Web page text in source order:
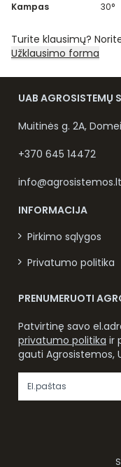
Kampas
30°
Turite klausimų?
Užklausimo forma
UAB AGROSISTEMŲ
Muitinės g. 2A,
+370 645 14472
info@agrosistemos.lt
INFORMACIJA
Pirkimo sąlygos
Privatumo politika
PRENUMERUOTI
Patvirtinę savo
privatumo politika ir
gauti Agrosistemos,